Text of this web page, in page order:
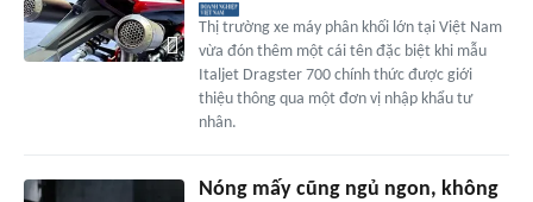
Thị trường xe máy phân khối lớn tại Việt Nam
vừa đón thêm một cái tên đặc biệt khi mẫu
Italjet Dragster 700 chính thức được giới
thiệu thông qua một đơn vị nhập khẩu tư
nhân.
Nóng mấy cũng ngủ ngon, không